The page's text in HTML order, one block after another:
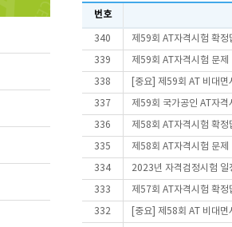
번호
340 제59회 AT자격시험 확정
339 제59회 AT자격시험 문
338 [중요] 제59회 AT 비대
337 제59회 국가공인 AT자격
336 제58회 AT자격시험 확정
335 제58회 AT자격시험 문
334 2023년 자격검정시험 일
333 제57회 AT자격시험 확정
332 [중요] 제58회 AT 비대